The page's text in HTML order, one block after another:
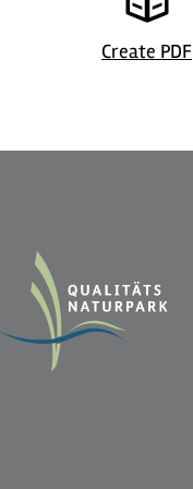
Create PDF